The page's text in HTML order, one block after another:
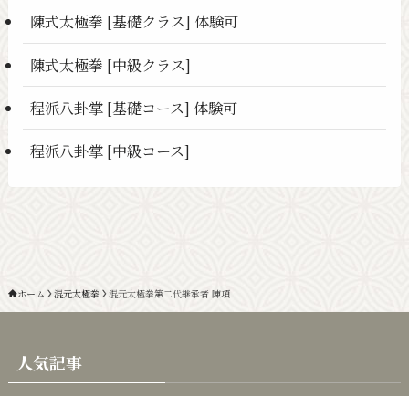
陳式太極拳 [基礎クラス] 体験可
陳式太極拳 [中級クラス]
程派八卦掌 [基礎コース] 体験可
程派八卦掌 [中級コース]
ホーム 混元太極拳 混元太極拳第二代継承者 陳項
人気記事